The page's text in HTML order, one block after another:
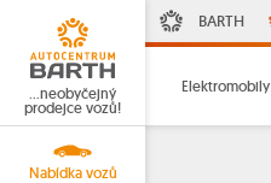
…neobyčejný
prodejce vozů!
Nabídka vozů
BARTH
Elektromobily